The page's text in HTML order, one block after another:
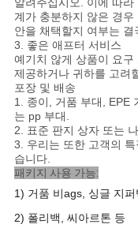
책
계가 충분하지 않은 경
안을 채택할지 여부는 결
3. 좋은 애프터 서비스
예기치 않게 상품이 요
제공하거나 귀하를 고려
포장 및 배송
1. 종이, 거품 부대, EPE
는 pp 부대.
2. 표준 판지 상자 또는
3. 우리는 또한 고객의
습니다.
패키지 사용 가능:
1) 거품 비ags, 싱글 지퍼
2) 폴리백, 씨아르톤 등